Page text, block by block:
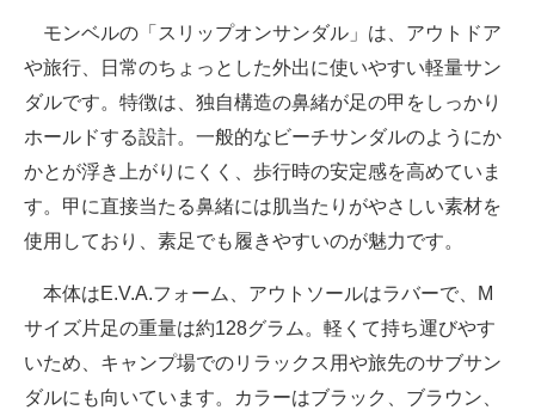
モンベルの「スリップオンサンダル」は、アウトドア
や旅行、日常のちょっとした外出に使いやすい軽量サン
ダルです。特徴は、独自構造の鼻緒が足の甲をしっかり
ホールドする設計。一般的なビーチサンダルのようにか
かとが浮き上がりにくく、歩行時の安定感を高めていま
す。甲に直接当たる鼻緒には肌当たりがやさしい素材を
使用しており、素足でも履きやすいのが魅力です。
本体はE.V.A.フォーム、アウトソールはラバーで、M
サイズ片足の重量は約128グラム。軽くて持ち運びやす
いため、キャンプ場でのリラックス用や旅先のサブサン
ダルにも向いています。カラーはブラック、ブラウン、